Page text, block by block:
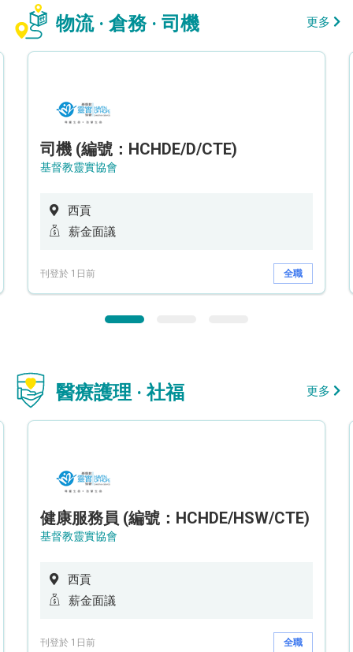
物流 · 倉務 · 司機 更多
司機 (編號：HCHDE/D/CTE)
基督教靈實協會
西貢
薪金面議
刊登於 1日前 全職
醫療護理 · 社福 更多
健康服務員 (編號：HCHDE/HSW/CTE)
基督教靈實協會
西貢
薪金面議
刊登於 1日前 全職